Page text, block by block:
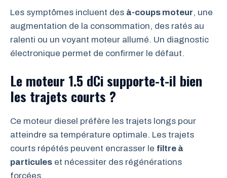
Les symptômes incluent des à-coups moteur, une
augmentation de la consommation, des ratés au
ralenti ou un voyant moteur allumé. Un diagnostic
électronique permet de confirmer le défaut.
Le moteur 1.5 dCi supporte-t-il bien
les trajets courts ?
Ce moteur diesel préfère les trajets longs pour
atteindre sa température optimale. Les trajets
courts répétés peuvent encrasser le filtre à
particules et nécessiter des régénérations
forcées.